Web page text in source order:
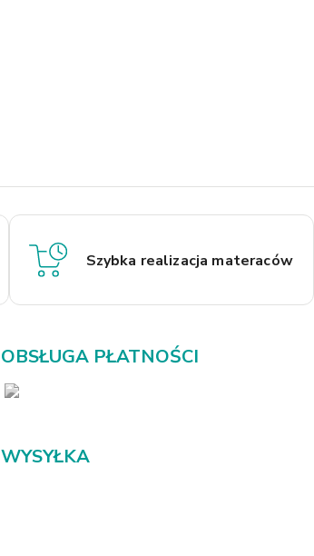
Szybka realizacja materaców
OBSŁUGA PŁATNOŚCI
WYSYŁKA